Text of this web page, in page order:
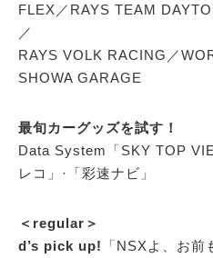
FLEX／RAYS TEAM
／
RAYS VOLK RACING／
SHOWA GARAGE
最旬カーグッズを試す！
Data System「SKY TOP
レコ」·「彩速ナビ」
＜regular＞
d’s pick up!
「NSXよ、お前